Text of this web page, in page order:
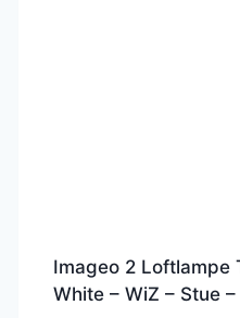
Imageo 2 Loftlampe
White – WiZ – Stue –